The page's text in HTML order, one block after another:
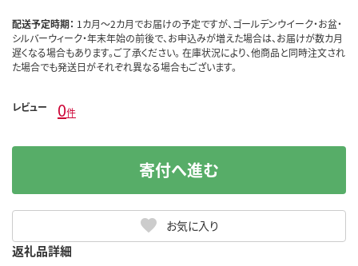
配送予定時期： 1カ月～2カ月でお届けの予定ですが、ゴールデンウイーク・お盆・
シルバーウィーク・年末年始の前後で、お申込みが増えた場合は、お届けが数カ月
遅くなる場合もあります。ご了承ください。 在庫状況により、他商品と同時注文され
た場合でも発送日がそれぞれ異なる場合もございます。
レビュー 0件
お気に入り
寄付へ進む
返礼品詳細